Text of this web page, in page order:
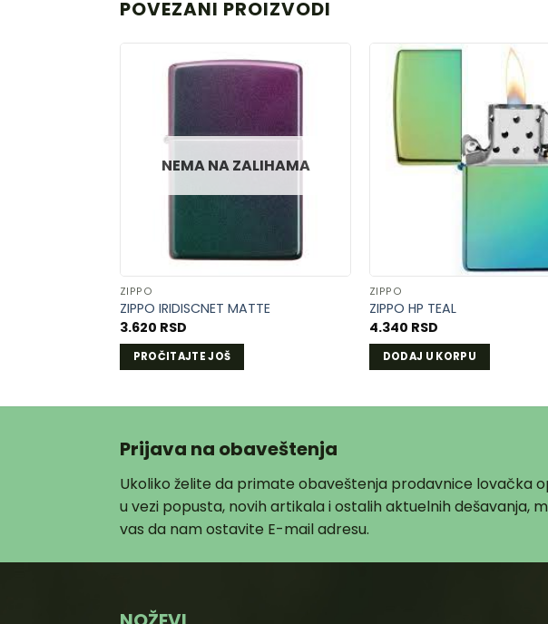
POVEZANI PROIZVODI
LISTU
ŽELJA
NEMA NA ZALIHAMA
ZIPPO
ZIPPO IRIDISCNET MATTE
3.620 RSD
PROČITAJTE JOŠ
ZIPPO
ZIPPO HP TEAL
4.340 RSD
DODAJ U KORPU
Prijava na obaveštenja
Ukoliko želite da primate obaveštenja prodavnice lovačka
u vezi popusta, novih artikala i ostalih aktuelnih dešavanja,
vas da nam ostavite E-mail adresu.